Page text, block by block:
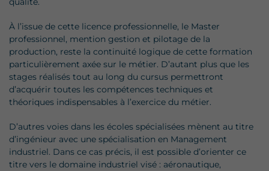
À l’issue de cette licence professionnelle, le Master
professionnel, mention gestion et pilotage de la
production, reste la continuité logique de cette formation
particulièrement axée sur le métier. D’autant plus que les
stages réalisés tout au long du cursus permettront
d’acquérir toutes les compétences techniques et
théoriques indispensables à l’exercice du métier.
D’autres voies dans les écoles spécialisées mènent au titre
d’ingénieur avec une spécialisation en Management
industriel. Dans ce cas précis, il est possible d’orienter ce
titre vers le domaine industriel visé : aéronautique,